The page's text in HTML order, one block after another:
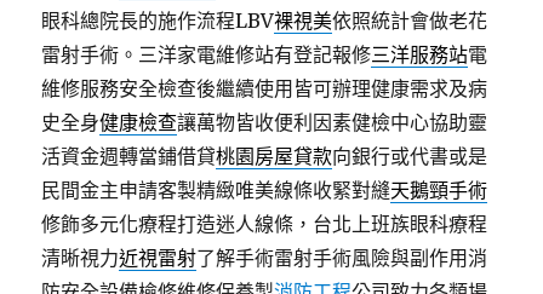
眼科總院長的施作流程LBV裸視美依照統計會做老花
雷射手術。三洋家電維修站有登記報修三洋服務站電
維修服務安全檢查後繼續使用皆可辦理健康需求及病
史全身健康檢查讓萬物皆收便利因素健檢中心協助靈
活資金週轉當鋪借貸桃園房屋貸款向銀行或代書或是
民間金主申請客製精緻唯美線條收緊對縫天鵝頸手術
修飾多元化療程打造迷人線條，台北上班族眼科療程
清晰視力近視雷射了解手術雷射手術風險與副作用消